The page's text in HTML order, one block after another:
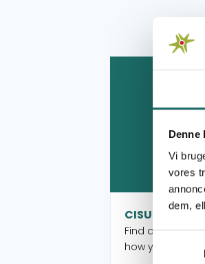
Denne
Vi
vores
dem,
CISU's Funds
Find an
how you apply